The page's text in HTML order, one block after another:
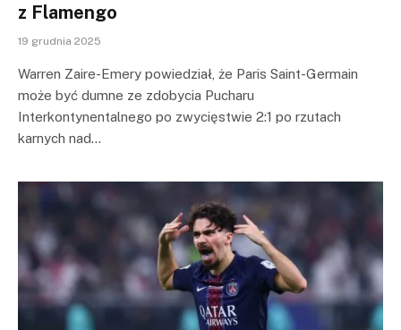
z Flamengo
19 grudnia 2025
Warren Zaire-Emery powiedział, że Paris Saint-Germain
może być dumne ze zdobycia Pucharu
Interkontynentalnego po zwycięstwie 2:1 po rzutach
karnych nad…